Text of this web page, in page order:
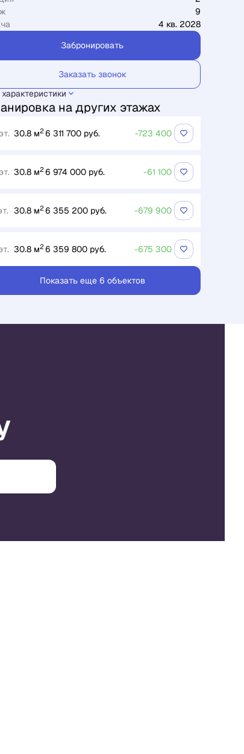
9
4 кв. 2028
Забронировать
Заказать звонок
на других этажах
30.8 м26 311 700 руб. -723 400
30.8 м26 974 000 руб. -61 100
30.8 м26 355 200 руб. -679 900
30.8 м26 359 800 руб. -675 300
Показать еще 6 объектов